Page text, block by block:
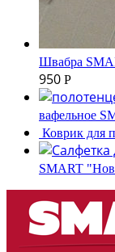
Швабра
950 Р
вафельное
Коврик для
SMART